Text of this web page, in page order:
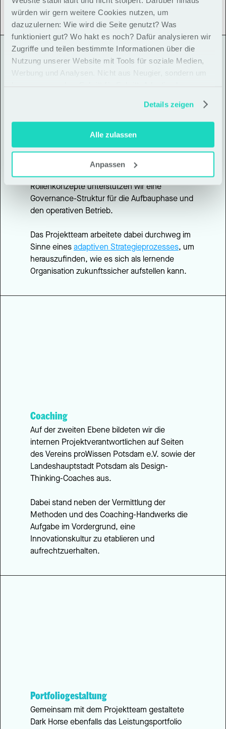
würden wir gern weitere Cookies nutzen, um
dazuzulernen: Wie wird die Seite genutzt? Was
funktioniert gut? Wo hakt es noch? Dafür analysieren wir
Zugriffe und teilen bestimmte Informationen über die
Nutzung unserer Website mit Tools für soziale Medien,
Werbung und Analysen. Nicht aus Neugier, sondern um
Details zeigen
Alle zulassen
Anpassen
auf vier verschiedenen Ebenen:
einheitliches Zielbild für das POTSDAM LAB.
Dabei analysierten wir die
Stakeholderbeziehungen untereinander und
machten diese sichtbar. Durch klare
Rollenkonzepte unterstützen wir eine
Governance-Struktur für die Aufbauphase und
den operativen Betrieb.
Das Projektteam arbeitete dabei durchweg im
Sinne eines adaptiven Strategieprozesses, um
herauszufinden, wie es sich als lernende
Organisation zukunftssicher aufstellen kann.
Coaching
Auf der zweiten Ebene bildeten wir die
internen Projektverantwortlichen auf Seiten
des Vereins proWissen Potsdam e.V. sowie der
Landeshauptstadt Potsdam als Design-
Thinking-Coaches aus.
Dabei stand neben der Vermittlung der
Methoden und des Coaching-Handwerks die
Aufgabe im Vordergrund, eine
Innovationskultur zu etablieren und
aufrechtzuerhalten.
Portfoliogestaltung
Gemeinsam mit dem Projektteam gestaltete
Dark Horse ebenfalls das Leistungsportfolio